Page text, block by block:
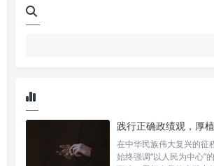
在中华民族伟大复兴的征
始终强调“以人民为中心”